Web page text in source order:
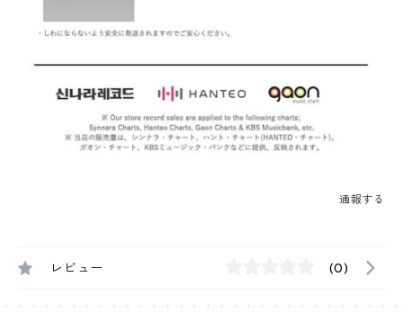
通報する
レビュー (0)